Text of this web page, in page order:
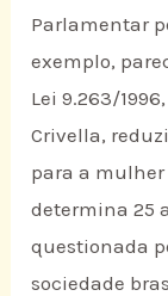
Parlamentar
exemplo,
Lei 9.263/
Crivella,
para a
determina 25
questionada
sociedade